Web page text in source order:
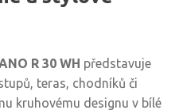
R 30 WH představuje
teras, chodníků či
kruhovému designu v bílé